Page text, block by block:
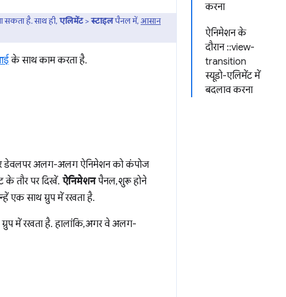
करना
ऐनिमेशन के
दौरान ::view-
transition
स्यूडो-एलिमेंट में
बदलाव करना
सकता है. साथ ही, एलिमेंट>स्टाइलपैनल में, आसान
के साथ काम करता है.
डेवलपर अलग-अलग ऐनिमेशन को कंपोज
तौर पर दिखें. ऐनिमेशनपैनल, शुरू होने
एक साथ ग्रुप में रखता है.
में रखता है. हालांकि, अगर वे अलग-